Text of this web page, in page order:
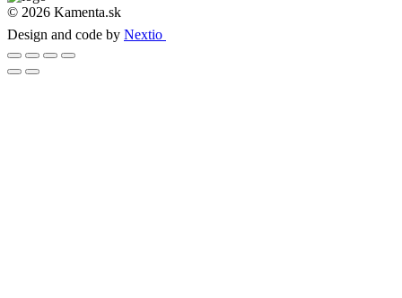
© 2026 Kamenta.sk
Design and code by Nextio